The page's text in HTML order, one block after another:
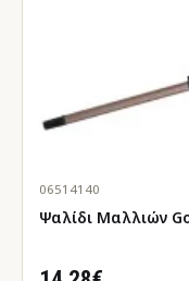
06514140
Ψαλίδι Μαλλιών